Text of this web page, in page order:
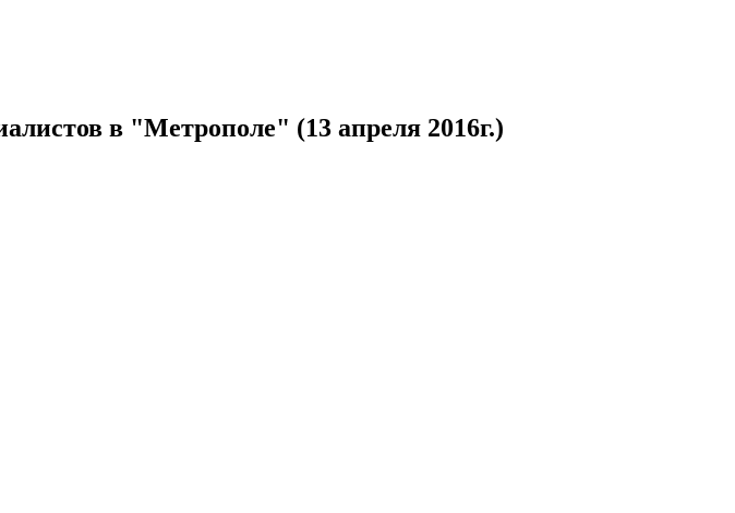
в "Метрополе" (13 апреля 2016г.)